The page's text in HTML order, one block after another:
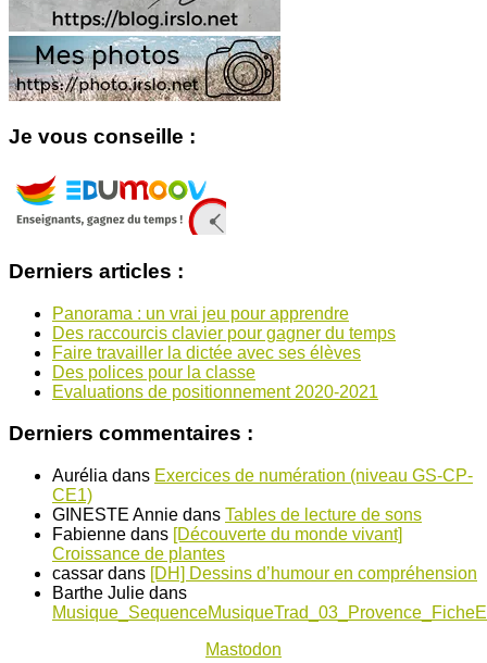
Je vous conseille :
Derniers articles :
Panorama : un vrai jeu pour apprendre
Des raccourcis clavier pour gagner du temps
Faire travailler la dictée avec ses élèves
Des polices pour la classe
Evaluations de positionnement 2020-2021
Derniers commentaires :
Aurélia dans Exercices de numération (niveau GS-CP-
CE1)
GINESTE Annie dans Tables de lecture de sons
Fabienne dans [Découverte du monde vivant]
Croissance de plantes
cassar dans [DH] Dessins d’humour en compréhension
Barthe Julie dans
Mastodon